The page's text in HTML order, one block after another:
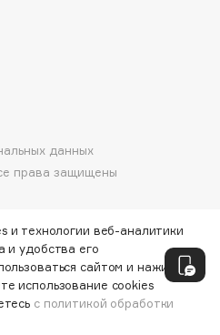
права защищены
данных
и технологии веб-аналитики
и удобства его
сайтом и нажимая
использование cookies
с политикой обработки